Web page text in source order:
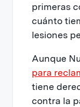
primeras
cuánto
lesiones
Aunque
para
tiene
contra la